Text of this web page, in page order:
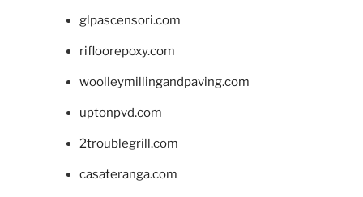
glpascensori.com
rifloorepoxy.com
woolleymillingandpaving.com
uptonpvd.com
2troublegrill.com
casateranga.com